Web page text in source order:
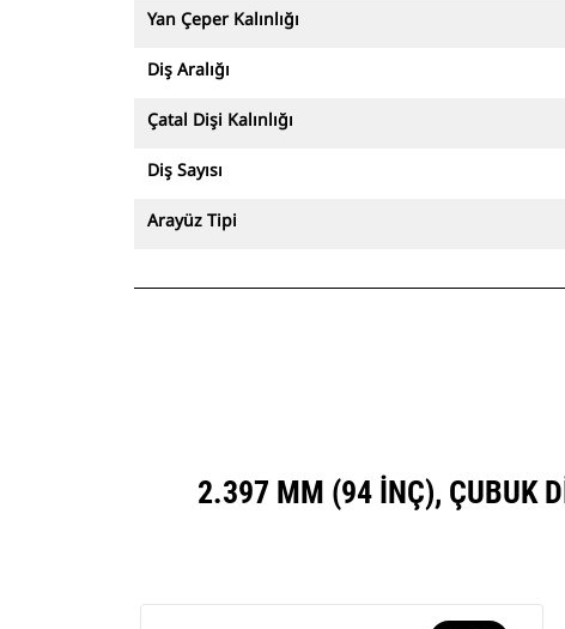
Yan Çeper Kalınlığı
Diş Aralığı
Çatal Dişi Kalınlığı
Diş Sayısı
Arayüz Tipi
2.397 MM (94 INÇ), ÇUBUK